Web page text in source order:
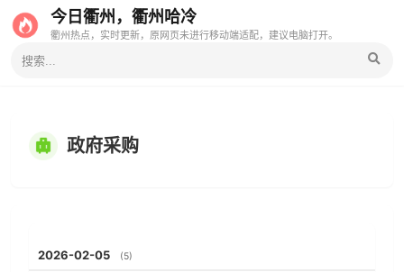
今日衢州，衢州哈冷
衢州热点，实时更新，原网页未进行移动端适配，建议电脑打开。
政府采购
2026-02-05 (5)